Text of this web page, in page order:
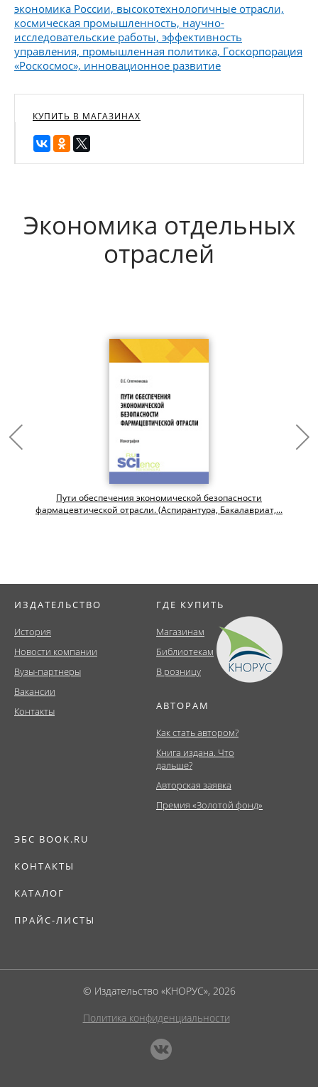
экономика России, высокотехнологичные отрасли,
космическая промышленность, научно-
исследовательские работы, эффективность
управления, промышленная политика, Госкорпорация
«Роскосмос», инновационное развитие
КУПИТЬ В МАГАЗИНАХ
Экономика отдельных
отраслей
Пути обеспечения экономической безопасности
фармацевтической отрасли. (Аспирантура, Бакалавриат,...
ИЗДАТЕЛЬСТВО
История
Новости компании
Вузы-партнеры
Вакансии
Контакты
ГДЕ КУПИТЬ
Магазинам
Библиотекам
В розницу
АВТОРАМ
Как стать автором?
Книга издана. Что
дальше?
Авторская заявка
Премия «Золотой фонд»
ЭБС BOOK.RU
КОНТАКТЫ
КАТАЛОГ
ПРАЙС-ЛИСТЫ
© Издательство «КНОРУС», 2026
Политика конфиденциальности